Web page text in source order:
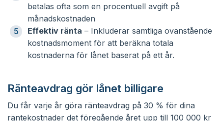
betalas ofta som en procentuell avgift på
månadskostnaden
Effektiv ränta – Inkluderar samtliga ovanstående
kostnadsmoment för att beräkna totala
kostnaderna för lånet baserat på ett år.
Ränteavdrag gör lånet billigare
Du får varje år göra ränteavdrag på 30 % för dina
räntekostnader det föregående året upp till 100 000 kr